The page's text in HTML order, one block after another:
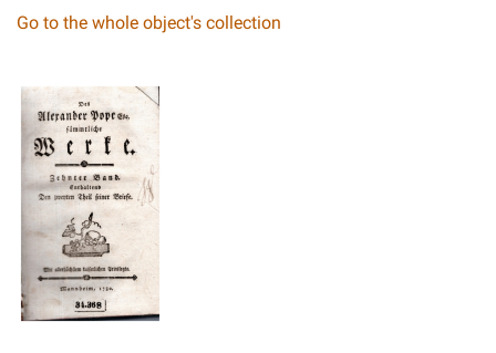
Go to the whole object's collection